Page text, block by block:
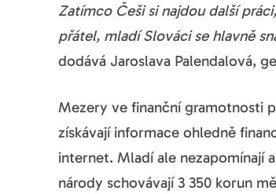
Zatímco Češi si najdou další
přátel, mladí Slováci se hlavně
dodává Jaroslava Palendalová,
Mezery ve finanční gramotnosti
získávají informace ohledně
internet. Mladí ale nezapomínají
národy schovávají 3 350 korun